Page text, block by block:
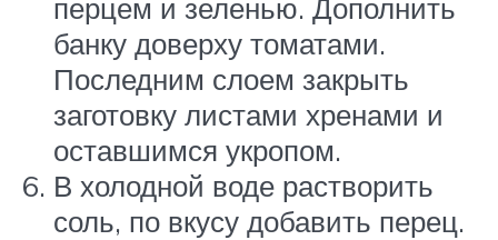
перцем и зеленью. Дополнить
банку доверху томатами.
Последним слоем закрыть
заготовку листами хренами и
оставшимся укропом.
В холодной воде растворить
соль, по вкусу добавить перец.